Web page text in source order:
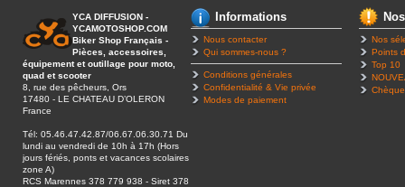
YCA DIFFUSION -
YCAMOTOSHOP.COM
Biker Shop Français -
Pièces, accessoires,
équipement et outillage pour moto,
quad et scooter
8, rue des pêcheurs, Ors
17480 - LE CHATEAU D’OLERON
France
Tél: 05.46.47.42.87/06.67.06.30.71 Du
lundi au vendredi de 10h à 17h (Hors
jours fériés, ponts et vacances scolaires
zone A)
RCS Marennes 378 779 938 - Siret 378
Informations
Nous contacter
Qui sommes-nous ?
Conditions générales
Confidentialité & Vie privée
Modes de paiement
Nos
Points
Top 10